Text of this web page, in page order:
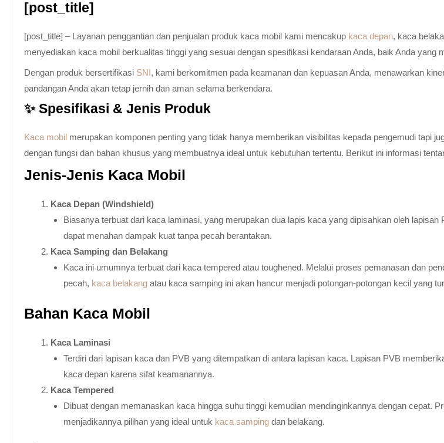
[post_title]
[post_title] – Layanan penggantian dan penjualan produk kaca mobil kami mencakup kaca depan, kaca
menyediakan kaca mobil berkualitas tinggi yang sesuai dengan spesifikasi kendaraan Anda, baik Anda yang
Dengan produk bersertifikasi SNI, kami berkomitmen pada keamanan dan kepuasan Anda, menawarkan
pandangan Anda akan tetap jernih dan aman selama berkendara.
✨ Spesifikasi & Jenis Produk
Kaca mobilmerupakan komponen penting yang tidak hanya memberikan visibilitas kepada pengemudi tapi
dengan fungsi dan bahan khusus yang membuatnya ideal untuk kebutuhan tertentu. Berikut ini informasi
Jenis-Jenis Kaca Mobil
Kaca Depan (Windshield)
Biasanya terbuat dari kaca laminasi, yang merupakan dua lapis kaca yang dipisahkan oleh
dapat menahan dampak kuat tanpa pecah berantakan.
Kaca Samping dan Belakang
Kaca ini umumnya terbuat dari kaca tempered atau toughened. Melalui proses pemanasan dan
pecah, kaca belakang atau kaca samping ini akan hancur menjadi potongan-potongan kecil yang
Bahan Kaca Mobil
Kaca Laminasi
Terdiri dari lapisan kaca dan PVB yang ditempatkan di antara lapisan kaca. Lapisan PVB
kaca depan karena sifat keamanannya.
Kaca Tempered
Dibuat dengan memanaskan kaca hingga suhu tinggi kemudian mendinginkannya dengan cepat.
menjadikannya pilihan yang ideal untuk kaca samping dan belakang.